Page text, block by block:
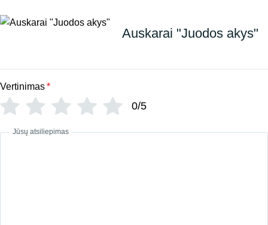
Auskarai "Juodos akys"
Vertinimas*
0/5
Jūsų atsiliepimas